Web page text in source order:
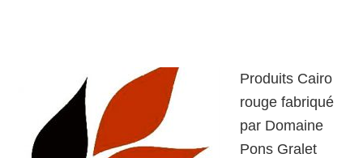
Produits Cairo
rouge fabriqué
par Domaine
Pons Gralet